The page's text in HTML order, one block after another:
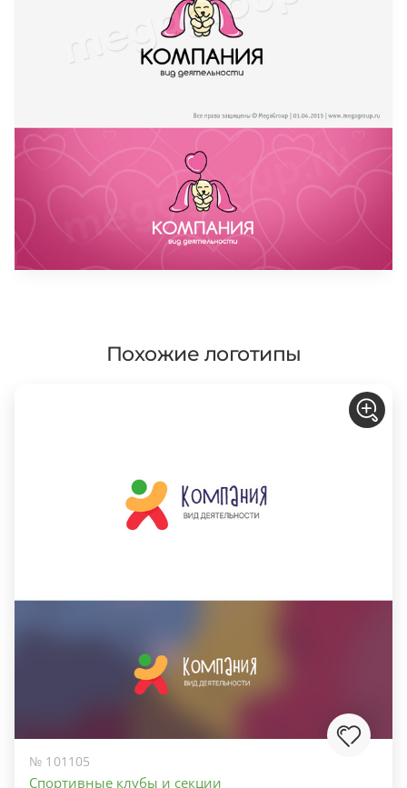
Похожие логотипы
№ 101105
Спортивные клубы и секции